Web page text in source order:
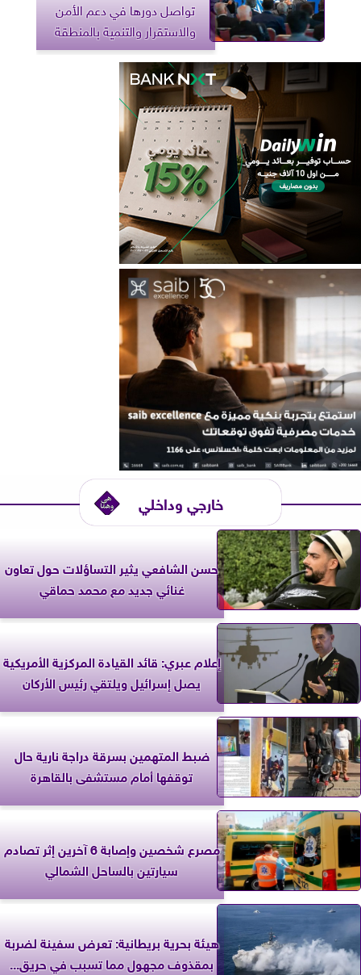
تواصل دورها في دعم الأمن
والاستقرار والتنمية بالمنطقة
خارجي وداخلي
حسن الشافعي يثير التساؤلات حول تعاون
غنائي جديد مع محمد حماقي
إعلام عبري: قائد القيادة المركزية الأمريكية
يصل إسرائيل ويلتقي رئيس الأركان
ضبط المتهمين بسرقة دراجة نارية حال
توقفها أمام مستشفى بالقاهرة
مصرع شخصين وإصابة 6 آخرين إثر تصادم
سيارتين بالساحل الشمالي
‎هيئة بحرية بريطانية: تعرض سفينة لضربة
بمقذوف مجهول مما تسبب في حريق...